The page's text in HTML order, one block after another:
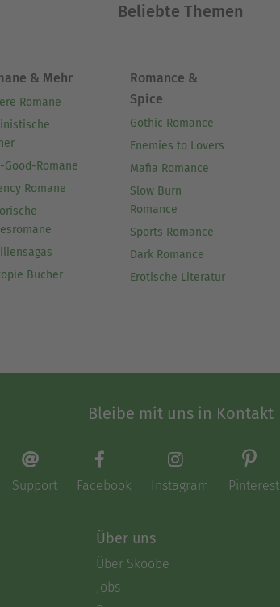
Beliebte Themen
& Mehr
Romane
Good-Romane
Romane
Bücher
Romance &
Spice
Gothic Romance
Enemies to Lovers
Mafia Romance
Slow Burn
Romance
Sports Romance
Dark Romance
Erotische Literatur
Bleibe mit uns in Kontakt
Support Facebook Instagram Pinterest
Über uns
Über Skoobe
Jobs